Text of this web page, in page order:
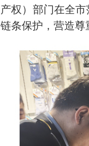
产权）部门在全
链条保护，营造尊